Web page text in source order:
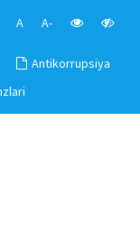
A A-
Antikorrupsiya